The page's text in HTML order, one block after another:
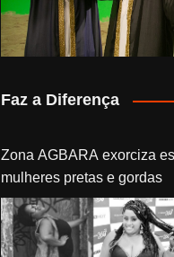
Faz a Diferença
Zona AGBARA exorciza
mulheres pretas e gordas